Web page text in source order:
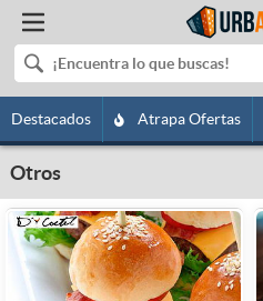
Destacados Atrapa Ofertas
Otros